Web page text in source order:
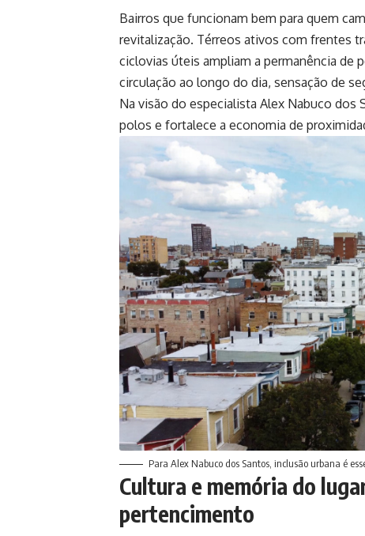
Bairros que funcionam bem para quem
revitalização. Térreos ativos com frentes
ciclovias úteis ampliam a permanência de
circulação ao longo do dia, sensação de
Na visão do especialista Alex Nabuco dos
polos e fortalece a economia de
Para Alex Nabuco dos Santos, inclusão urbana é
Cultura e memória do
pertencimento